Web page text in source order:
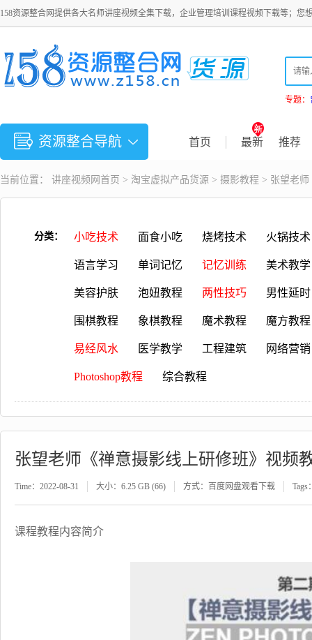
158资源整合网提供各大名师讲座视频全集下载，企业管理培训课程视频下载等；您
专题：
资源整合导航 首页 最新 推荐
当前位置： 讲座视频 网首页 > 淘宝虚拟产品货源 > 摄影教程 > 张望老
分类： 小吃技术 面食小吃 烧烤技术 火锅技术
语言学习 单词记忆 记忆训练 美术教学
美容护肤 泡妞教程 两性技巧 男性延时
围棋教程 象棋教程 魔术教程 魔方教程
易经风水 医学教学 工程建筑 网络营销
Photoshop教程 综合教程
张望老师《禅意摄影线上研修班》视频
Time：2022-08-31 大小：6.25 GB (66) 方式：百度网盘观看下载 Tags
课程教程内容简介